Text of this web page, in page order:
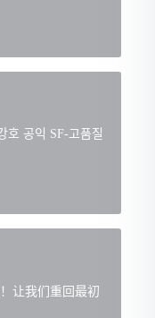
호 공익 SF-고품질
让我们重回最初